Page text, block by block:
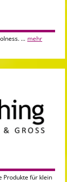
... mehr
Produkte für klein